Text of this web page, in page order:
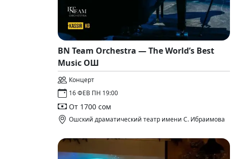
BN Team Orchestra — The World’s Best
Music ОШ
Концерт
16 ФЕВ ПН 19:00
От 1700 сом
Ошский драматический театр имени С. Ибраимова